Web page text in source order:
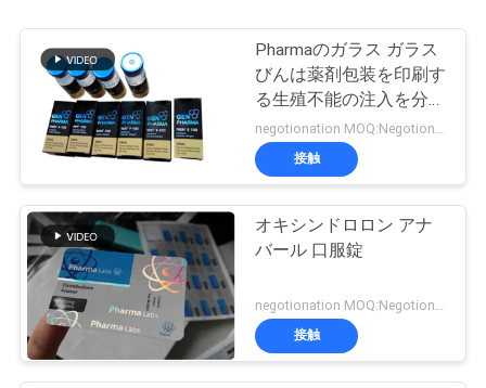
Pharmaのガラス ガラス
びんは薬剤包装を印刷す
る生殖不能の注入を分類
します
negotionation MOQ:Negotionation
接触
オキシンドロロン アナ
バール 口服錠
negotionation MOQ:Negotionation
接触